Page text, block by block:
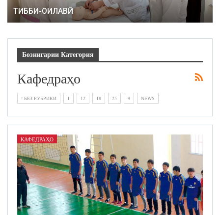
ТИББИ-ОИЛАВӢ
Бознигарии Категория
Кафедраҳо
! БЕЗ РУБРИКИ 1 12 18 25 9 NEWS
КАФЕДРАҲО